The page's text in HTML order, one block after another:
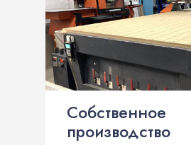
Собственное
производство